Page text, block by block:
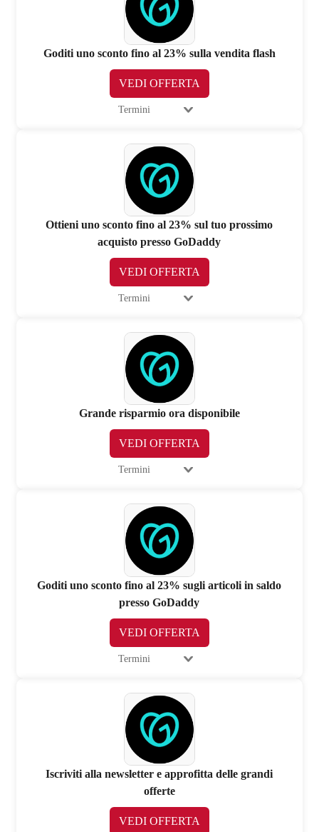
Goditi uno sconto fino al 23% sulla vendita flash
VEDI OFFERTA
Termini
Ottieni uno sconto fino al 23% sul tuo prossimo
acquisto presso GoDaddy
VEDI OFFERTA
Termini
Grande risparmio ora disponibile
VEDI OFFERTA
Termini
Goditi uno sconto fino al 23% sugli articoli in saldo
presso GoDaddy
VEDI OFFERTA
Termini
Iscriviti alla newsletter e approfitta delle grandi
offerte
VEDI OFFERTA